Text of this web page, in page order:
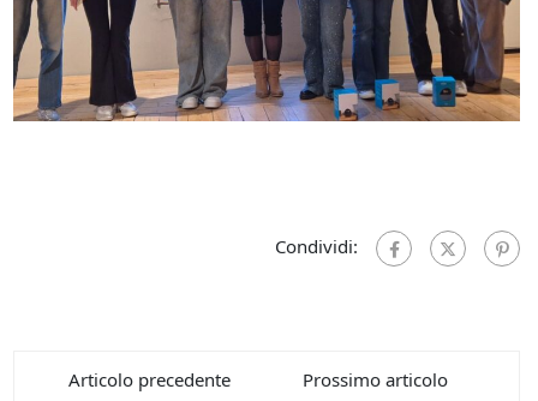
Condividi:
Articolo precedente Prossimo articolo